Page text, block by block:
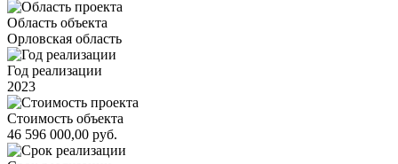
Область объекта
Орловская область
Год реализации
2023
Стоимость объекта
46 596 000,00 руб.